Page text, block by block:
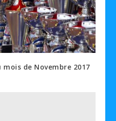
de Novembre 2017